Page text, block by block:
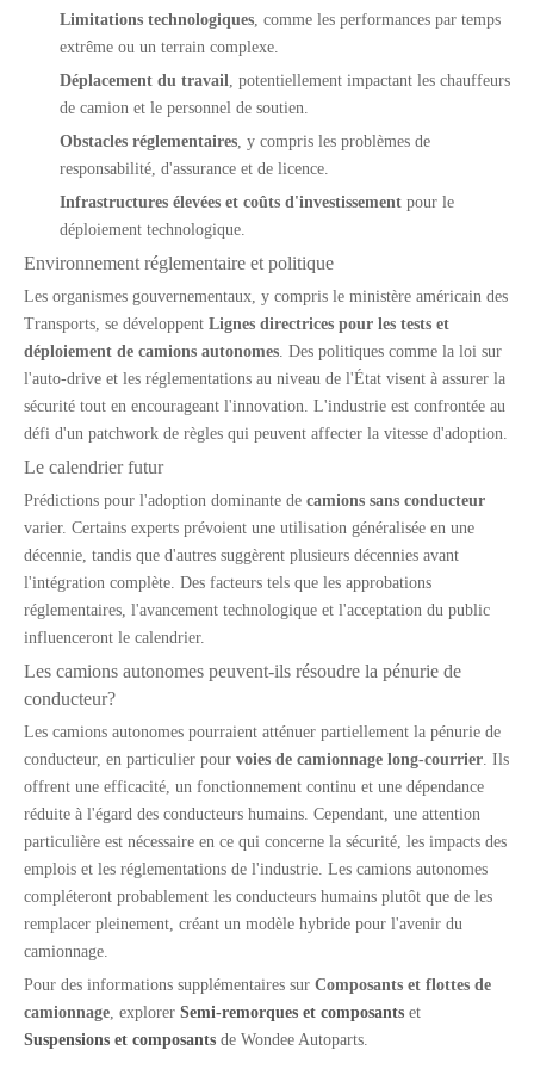
Limitations technologiques, comme les performances par temps
extrême ou un terrain complexe.
Déplacement du travail, potentiellement impactant les chauffeurs
de camion et le personnel de soutien.
Obstacles réglementaires, y compris les problèmes de
responsabilité, d'assurance et de licence.
Infrastructures élevées et coûts d'investissement pour le
déploiement technologique.
Environnement réglementaire et politique
Les organismes gouvernementaux, y compris le ministère américain des
Transports, se développent Lignes directrices pour les tests et
déploiement de camions autonomes. Des politiques comme la loi sur
l'auto-drive et les réglementations au niveau de l'État visent à assurer la
sécurité tout en encourageant l'innovation. L'industrie est confrontée au
défi d'un patchwork de règles qui peuvent affecter la vitesse d'adoption.
Le calendrier futur
Prédictions pour l'adoption dominante de camions sans conducteur
varier. Certains experts prévoient une utilisation généralisée en une
décennie, tandis que d'autres suggèrent plusieurs décennies avant
l'intégration complète. Des facteurs tels que les approbations
réglementaires, l'avancement technologique et l'acceptation du public
influenceront le calendrier.
Les camions autonomes peuvent-ils résoudre la pénurie de
conducteur?
Les camions autonomes pourraient atténuer partiellement la pénurie de
conducteur, en particulier pour voies de camionnage long-courrier. Ils
offrent une efficacité, un fonctionnement continu et une dépendance
réduite à l'égard des conducteurs humains. Cependant, une attention
particulière est nécessaire en ce qui concerne la sécurité, les impacts des
emplois et les réglementations de l'industrie. Les camions autonomes
compléteront probablement les conducteurs humains plutôt que de les
remplacer pleinement, créant un modèle hybride pour l'avenir du
camionnage.
Pour des informations supplémentaires sur Composants et flottes de
camionnage, explorer Semi-remorques et composants et
Suspensions et composants de Wondee Autoparts.
Disques de frein OEM robustes pour la semi-remorque et les pièces de camion Suspension aérienne de type faisceau à semi-remorques lourds 13T pour le marché du Mexique
9t 11T levage et non-dispensier de type semi-remorque Suspension aérienne de levage de type moyen 5T pour la remorque pour le marché américain